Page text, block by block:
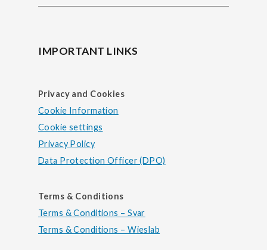
IMPORTANT LINKS
Privacy and Cookies
Cookie Information
Cookie settings
Privacy Policy
Data Protection Officer (DPO)
Terms & Conditions
Terms & Conditions – Svar
Terms & Conditions – Wieslab